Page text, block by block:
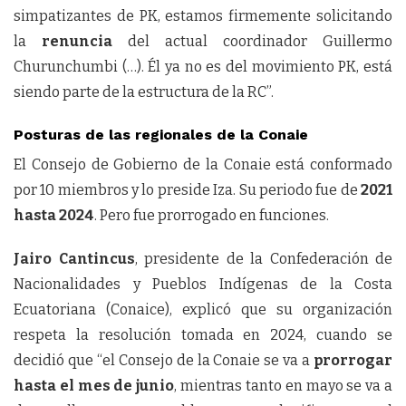
simpatizantes de PK, estamos firmemente solicitando
la renuncia del actual coordinador Guillermo
Churunchumbi (…). Él ya no es del movimiento PK, está
siendo parte de la estructura de la RC”.
Posturas de las regionales de la Conaie
El Consejo de Gobierno de la Conaie está conformado
por 10 miembros y lo preside Iza. Su periodo fue de 2021
hasta 2024. Pero fue prorrogado en funciones.
Jairo Cantincus, presidente de la Confederación de
Nacionalidades y Pueblos Indígenas de la Costa
Ecuatoriana (Conaice), explicó que su organización
respeta la resolución tomada en 2024, cuando se
decidió que “el Consejo de la Conaie se va a prorrogar
hasta el mes de junio, mientras tanto en mayo se va a